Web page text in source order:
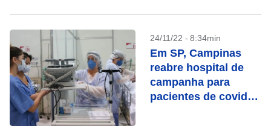
24/11/22 - 8:34min
Em SP, Campinas
reabre hospital de
campanha para
pacientes de covid-